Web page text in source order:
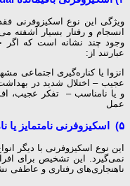
ویژگی این نوع اسکیزوفرنی
انسجام و رفتار بسیار آشفته
وجود چند نشانه است که اگر
عبارتند از:
انزوا یا کناره‌گیری اجتماعی
عجیب – اختلال شدید در
و یا نامناسب – تفکر عجیب،
عمل
۵) اسکیزوفرنی نامتمایز یا نامشخص Undifferentiated
این نوع اسکیزوفرنی با دیگر
نمی‌گیرد. این تشخیص برای
ناهنجاری‌های رفتاری و عاطفی